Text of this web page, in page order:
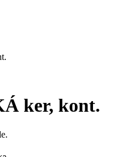
ker, kont.